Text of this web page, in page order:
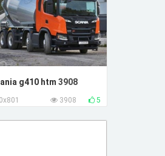
g410 htm 3908
5
3908